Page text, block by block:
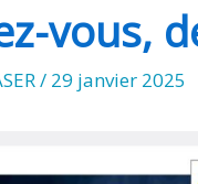
vous,
/ 29 janvier 2025